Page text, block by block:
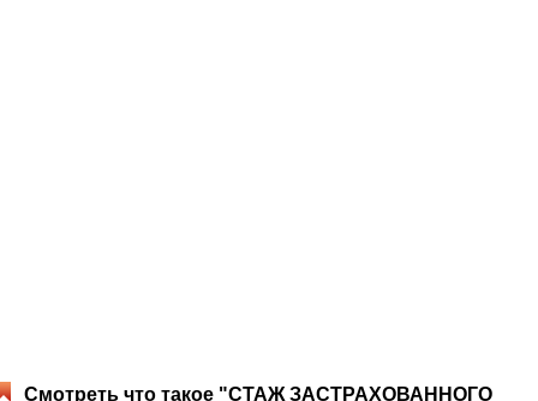
Смотреть что такое "СТАЖ ЗАСТРАХОВАННОГО